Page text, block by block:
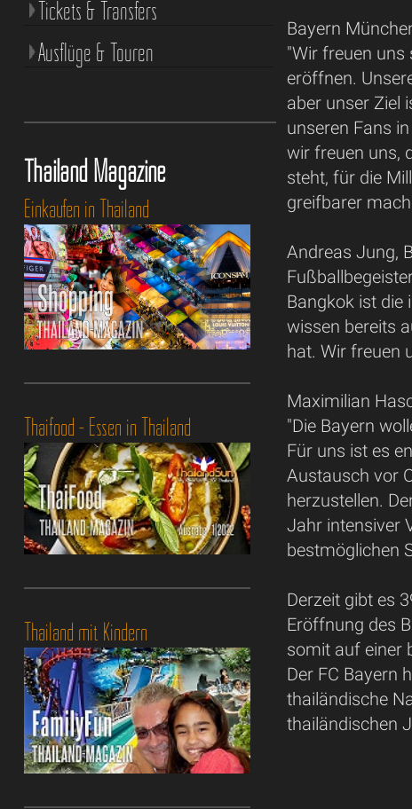
Bayern
"Wir freuen uns
eröffnen.
aber unser Ziel
unseren Fans
wir freuen uns,
steht, für die
greifbarer
Andreas Jung,
Bangkok ist die
wissen bereits
hat. Wir freuen
Maximilian
"Die Bayern
Für uns ist es
Austausch vor
herzustellen.
Jahr intensiver
bestmöglichen
Derzeit gibt es
Eröffnung des
somit auf einer
Der FC Bayern
thailändische
thailändischen
Tickets & Transfers
Ausflüge & Touren
Thailand Magazine
Einkaufen in Thailand
Thaifood - Essen in Thailand
Thailand mit Kindern